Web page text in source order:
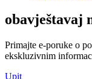
obavještavaj
Primajte e-poruke o
ekskluzivnim
Upit